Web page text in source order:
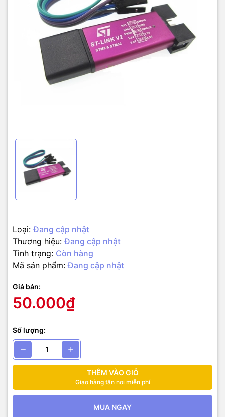
Loại: Đang cập nhật
Thương hiệu: Đang cập nhật
Tình trạng: Còn hàng
Mã sản phẩm: Đang cập nhật
Giá bán:
50.000₫
Số lượng:
THÊM VÀO GIỎ
Giao hàng tận nơi miễn phí
MUA NGAY
sang trọng.
Trọn gói bao gồm:
– 1 x ST LINK V2 Mini
– 4 x Dây DuPont gỡ lỗi dài 30cm
Kết nối chân từ mạch nạp ST-LINK V2 với linh kiện điện tử STM32
theo thứ tự sau:
– SWDIO — TMS
– GND — GND
– 3.3V — 3.3V
Đối với những bạn làm việc với linh kiện điện tử STM8. Kết nối chân
– RST–NRST
– SWIM– SWIM
– GND — GND
– 3.3V — 3.3V